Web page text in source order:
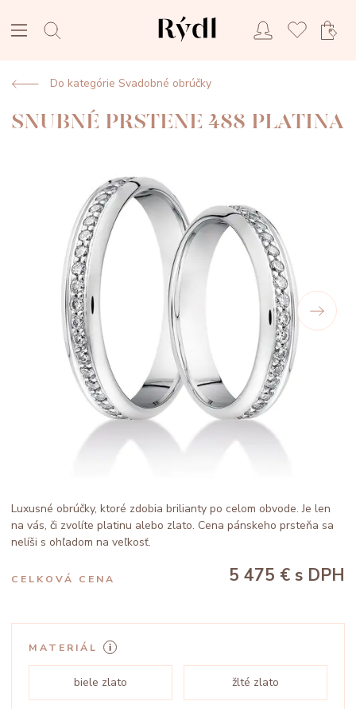
Do kategórie Svadobné obrúčky
SNUBNÉ PRSTENE 488 PLATINA
Luxusné obrúčky, ktoré zdobia brilianty po celom obvode. Je len
na vás, či zvolíte platinu alebo zlato. Cena pánskeho prsteňa sa
nelíši s ohľadom na veľkosť.
CELKOVÁ CENA 5 475 € s DPH
MATERIÁL
biele zlato žlté zlato